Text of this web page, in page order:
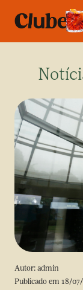
Autor: admin
Publicado em 18/